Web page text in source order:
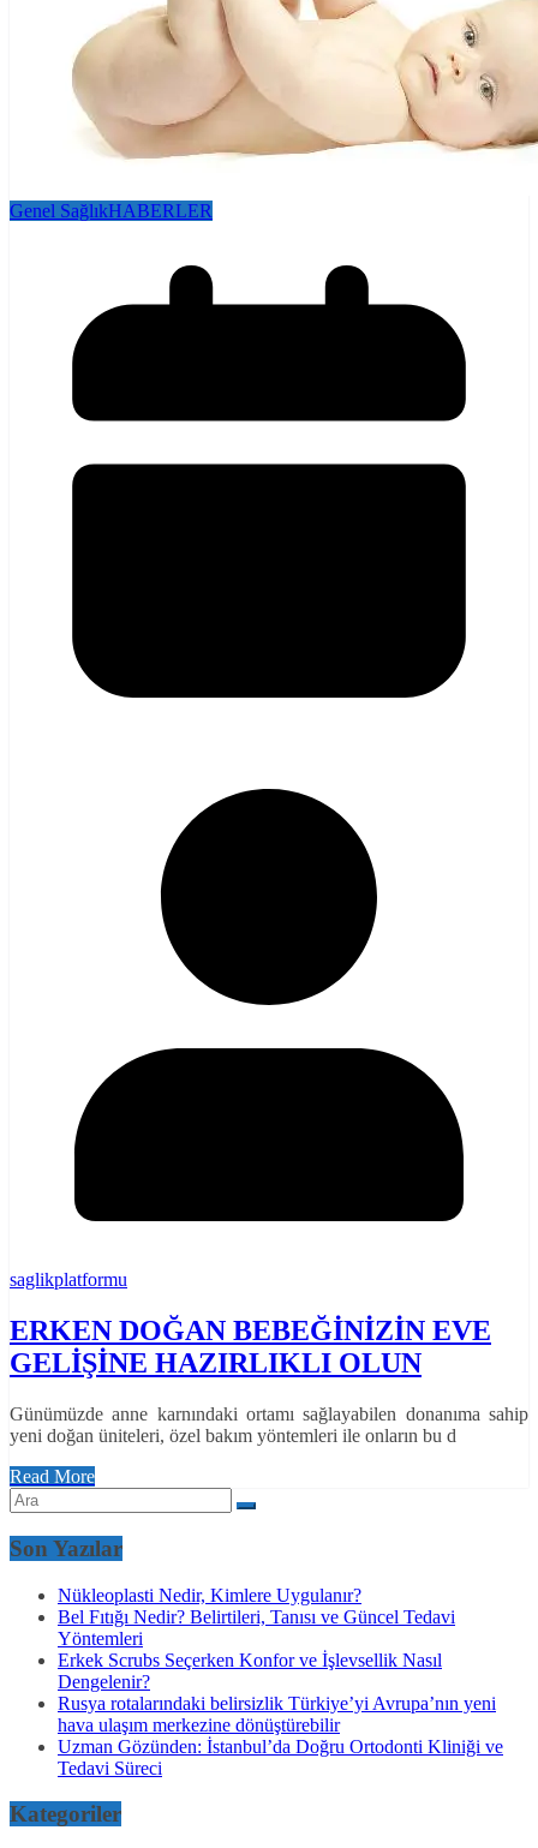
Genel SağlıkHABERLER
saglikplatformu
ERKEN DOĞAN BEBEĞİNİZİN EVE
GELİŞİNE HAZIRLIKLI OLUN
Günümüzde anne karnındaki ortamı sağlayabilen donanıma sahip
yeni doğan üniteleri, özel bakım yöntemleri ile onların bu d
Read More
Son Yazılar
Nükleoplasti Nedir, Kimlere Uygulanır?
Bel Fıtığı Nedir? Belirtileri, Tanısı ve Güncel Tedavi
Yöntemleri
Erkek Scrubs Seçerken Konfor ve İşlevsellik Nasıl
Dengelenir?
Rusya rotalarındaki belirsizlik Türkiye’yi Avrupa’nın yeni
hava ulaşım merkezine dönüştürebilir
Uzman Gözünden: İstanbul’da Doğru Ortodonti Kliniği ve
Tedavi Süreci
Kategoriler